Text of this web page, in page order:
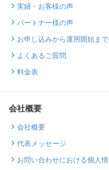
実績・お客様の声
パートナー様の声
お申し込みから運用開始ま
よくあるご質問
料金表
会社概要
会社概要
代表メッセージ
お問い合わせにおける個人